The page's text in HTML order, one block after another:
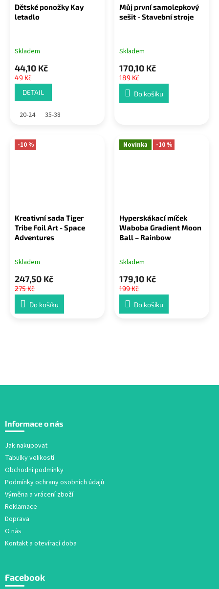
Dětské ponožky Kay
letadlo
Skladem
44,10 Kč
49 Kč
DETAIL
20-24 35-38
Můj první samolepkový
sešit - Stavební stroje
Skladem
170,10 Kč
189 Kč
Do košíku
-10 %
Kreativní sada Tiger
Tribe Foil Art - Space
Adventures
Skladem
247,50 Kč
275 Kč
Do košíku
Novinka -10 %
Hyperskákací míček
Waboba Gradient Moon
Ball – Rainbow
Skladem
179,10 Kč
199 Kč
Do košíku
p
Informace o nás
Jak nakupovat
Tabulky velikostí
Obchodní podmínky
Podmínky ochrany osobních údajů
Výměna a vrácení zboží
Reklamace
Doprava
O nás
Kontakt a otevírací doba
Facebook